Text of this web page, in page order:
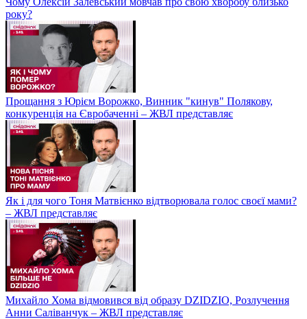
року?
Прощання з Юрієм Ворожко, Винник "кинув" Полякову,
конкуренція на Євробаченні – ЖВЛ представляє
Як і для чого Тоня Матвієнко відтворювала голос своєї мами?
– ЖВЛ представляє
Михайло Хома відмовився від образу DZIDZIO, Розлучення
Анни Саліванчук – ЖВЛ представляє